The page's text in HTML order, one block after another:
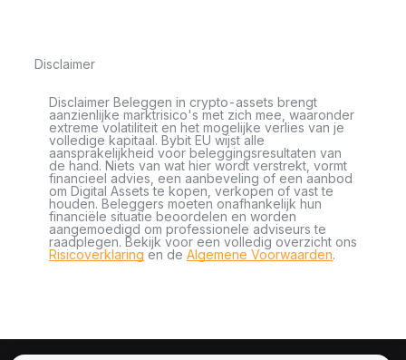
Disclaimer
Disclaimer Beleggen in crypto-assets brengt
aanzienlijke marktrisico's met zich mee, waaronder
extreme volatiliteit en het mogelijke verlies van je
volledige kapitaal. Bybit EU wijst alle
aansprakelijkheid voor beleggingsresultaten van
de hand. Niets van wat hier wordt verstrekt, vormt
financieel advies, een aanbeveling of een aanbod
om Digital Assets te kopen, verkopen of vast te
houden. Beleggers moeten onafhankelijk hun
financiële situatie beoordelen en worden
aangemoedigd om professionele adviseurs te
raadplegen. Bekijk voor een volledig overzicht ons
Risicoverklaring en de Algemene Voorwaarden.